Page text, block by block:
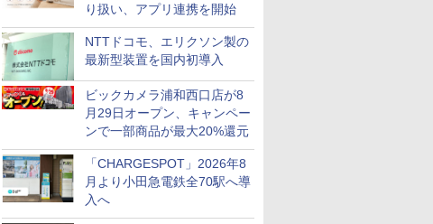
り扱い、アプリ連携を開始
NTTドコモ、エリクソン製の
最新型装置を国内初導入
ビックカメラ浦和西口店が8
月29日オープン、キャンペー
ンで一部商品が最大20%還元
「CHARGESPOT」2026年8
月より小田急電鉄全70駅へ導
入へ